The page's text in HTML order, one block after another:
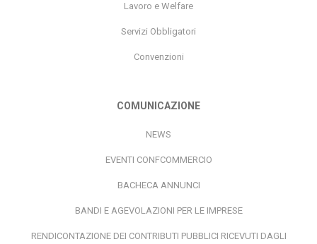
Lavoro e Welfare
Servizi Obbligatori
Convenzioni
COMUNICAZIONE
NEWS
EVENTI CONFCOMMERCIO
BACHECA ANNUNCI
BANDI E AGEVOLAZIONI PER LE IMPRESE
RENDICONTAZIONE DEI CONTRIBUTI PUBBLICI RICEVUTI DAGLI